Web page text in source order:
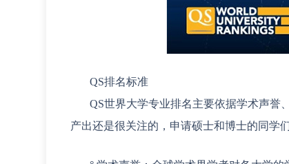
QS排名标准
QS世界大学专业排名主要依据学术声誉
产出还是很关注的，申请硕士和博士的同学